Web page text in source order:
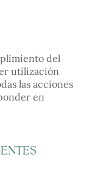
del
utilización
las acciones
en